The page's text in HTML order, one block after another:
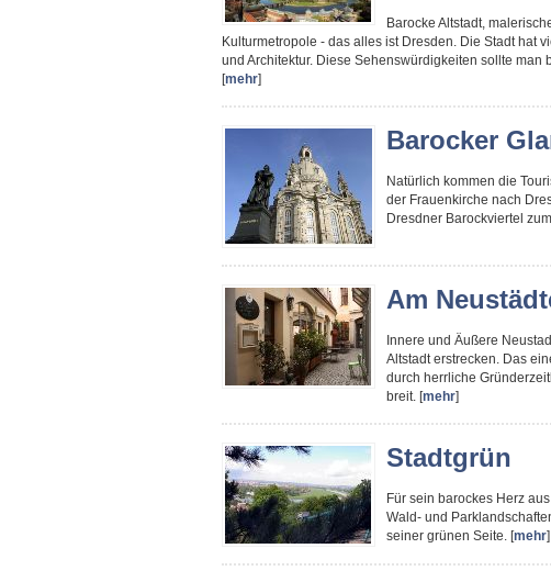
Barocke Altstadt,
Kulturmetropole - das alles ist Dresden. Die Stadt hat
und Architektur. Diese Sehenswürdigkeiten sollte
[mehr]
Barocker
Natürlich kommen die
der Frauenkirche nach
Dresdner Barockviertel
Am
Innere und Äußere
Altstadt erstrecken. Das
durch herrliche
breit. [mehr]
Stadtgrün
Für sein barockes Herz
Wald- und
seiner grünen Seite. [mehr]